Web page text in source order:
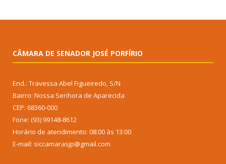
CÂMARA DE SENADOR JOSÉ PORFÍRIO
End.: Travessa Abel Figueiredo, S/N
Bairro: Nossa Senhora de Aparecida
CEP: 68360-000
Fone: (93) 99148-8612
Horário de atendimento: 08:00 às 13:00
E-mail: siccamarasjp@gmail.com